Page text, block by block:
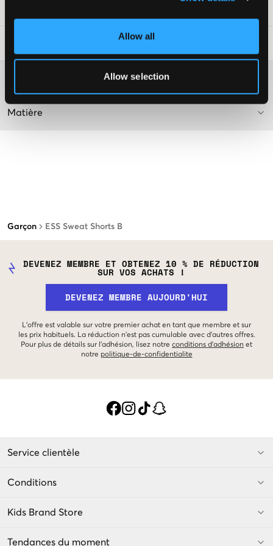
Allow all
Allow selection
Garçon ESS Sweat Shorts B
Plus d'informations sur les instructions de lavage
Matière
DEVENEZ MEMBRE ET OBTENEZ 10 % DE RÉDUCTION
SUR VOS ACHATS !
DEVENEZ MEMBRE AUJOURD'HUI
L'offre est valable sur votre premier achat en tant que membre et sur
les prix habituels. La réduction n'est pas cumulable avec d'autres offres.
Pour plus de détails sur l'adhésion, lisez notre conditions d'adhésion et
notre politique-de-confidentialite
Service clientèle
Conditions
Kids Brand Store
Tendances du moment